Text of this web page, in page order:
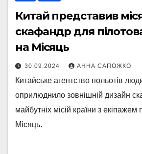
Китай представив
скафандр для
на Місяць
30.09.2024 АННА САПОЖКО
Китайське агентство польотів
оприлюднило зовнішній дизайн
майбутніх місій країни з екіпажем
Місяць.